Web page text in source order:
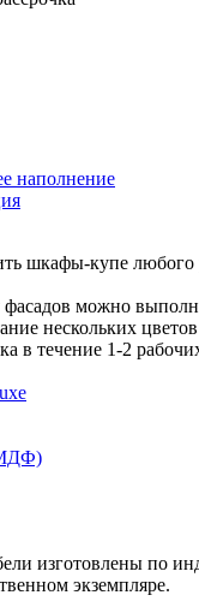
наполнение
шкафы-купе любого
фасадов можно
нескольких
в течение 1-2
изготовлены по
экземпляре.